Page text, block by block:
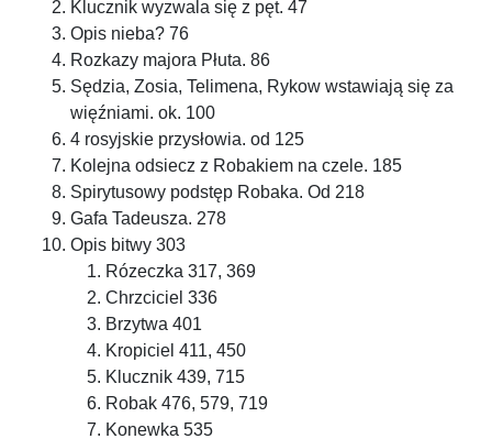
Klucznik wyzwala się z pęt. 47
Opis nieba? 76
Rozkazy majora Płuta. 86
Sędzia, Zosia, Telimena, Rykow wstawiają się za
więźniami. ok. 100
4 rosyjskie przysłowia. od 125
Kolejna odsiecz z Robakiem na czele. 185
Spirytusowy podstęp Robaka. Od 218
Gafa Tadeusza. 278
Opis bitwy 303
Rózeczka 317, 369
Chrzciciel 336
Brzytwa 401
Kropiciel 411, 450
Klucznik 439, 715
Robak 476, 579, 719
Konewka 535